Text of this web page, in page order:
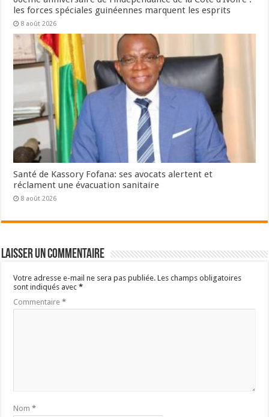
les forces spéciales guinéennes marquent les esprits
8 août 2026
Santé de Kassory Fofana: ses avocats alertent et
réclament une évacuation sanitaire
8 août 2026
Laisser un commentaire
Votre adresse e-mail ne sera pas publiée. Les champs obligatoires
sont indiqués avec*
Commentaire*
Nom*